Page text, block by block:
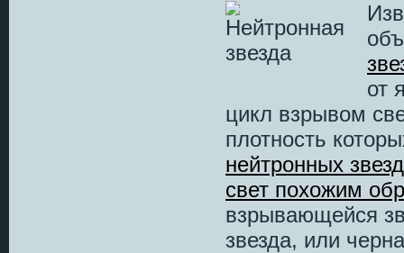
от
цикл взрывом
плотность
нейтронных звезд
свет похожим
взрывающейся
звезда, или